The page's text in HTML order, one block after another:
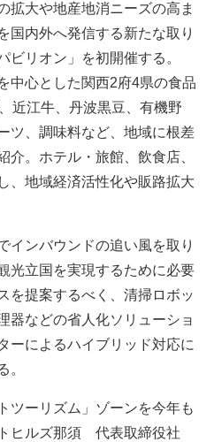
大や地産地消ニーズの高ま
国内外へ発信する新たな取り
ビリオン」を初開催する。
中心とした関西2府4県の食品
近江牛、丹波黒豆、有機野
ツ、調味料など、地域に根差
介。ホテル・旅館、飲食店、
、地域経済活性化や販路拡大
ンバウンドの追い風を取り
光立国を実現するために必要
を提案するべく、清掃ロボッ
器などの省人化ソリューショ
ーによるハイブリッド対応に
。
ーリズム」ゾーンを今年も
ヒルズ那須 代表取締役社